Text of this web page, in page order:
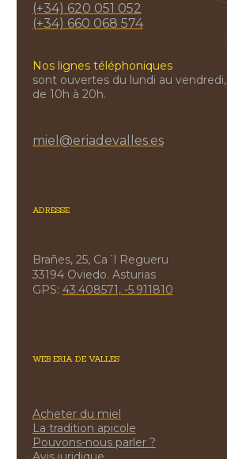
(+34) 620 051 052
(+34) 660 068 574
Nos lignes téléphoniques
sont ouvertes du lundi au vendredi,
de 10h à 20h.
miel@eriadevalles.es
ADRESSE
Brañes, 25, Ca´l Regueru
33194 Oviedo. Asturias
GPS: 43.408571, -5.911810
WEB ERIA DE VALLES
Acheter du miel
La tradition apicole
Pouvons-nous parler ?